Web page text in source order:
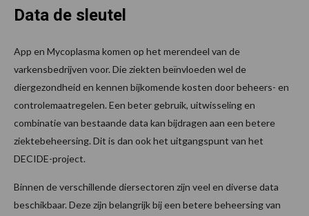
Data de sleutel
App en Mycoplasma komen op het merendeel van de
varkensbedrijven voor. Die ziekten beïnvloeden wel de
diergezondheid en kennen bijkomende kosten door beheers- en
controlemaatregelen. Een beter gebruik, uitwisseling en
combinatie van bestaande data kan bijdragen aan een betere
ziektebeheersing. Dit is dan ook het uitgangspunt van het
DECIDE-project.
Binnen de verschillende diersectoren zijn veel en diverse data
beschikbaar. Deze zijn belangrijk bij een betere beheersing van